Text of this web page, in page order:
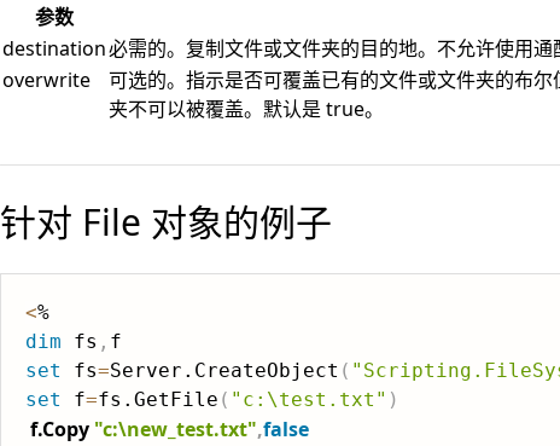
参数
destination必需的。复制文件或文件夹的目的地。不允许使用通
overwrite
可选的。指示是否可覆盖已有的文件或文件夹的布
夹不可以被覆盖。默认是 true。
针对 File 对象的例子
<
dim fs ,
set
fs=Server.CreateObject (
set
f=fs.GetFile ( "c:\test.txt" )
f.Copy "c:\new_test.txt",false